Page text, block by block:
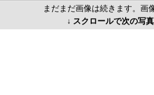
まだまだ画像は続きます。画
↓ スクロールで次の写真